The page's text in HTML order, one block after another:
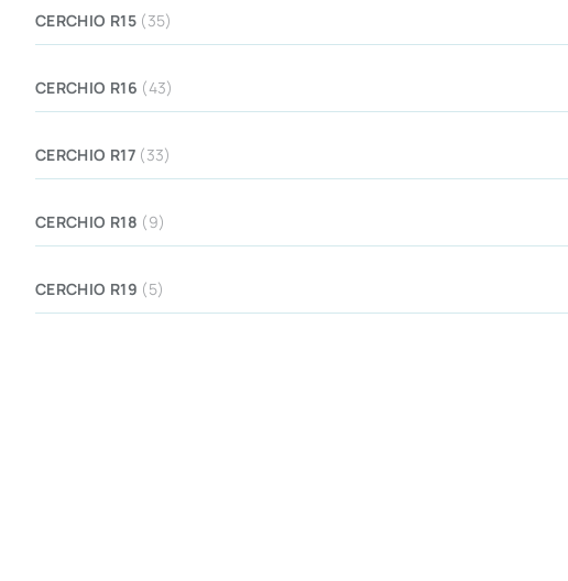
CERCHIO R15 (35)
CERCHIO R16 (43)
CERCHIO R17 (33)
CERCHIO R18 (9)
CERCHIO R19 (5)